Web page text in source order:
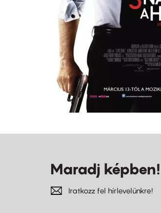
Maradj képben!
Iratkozz fel hírlevelünkre!